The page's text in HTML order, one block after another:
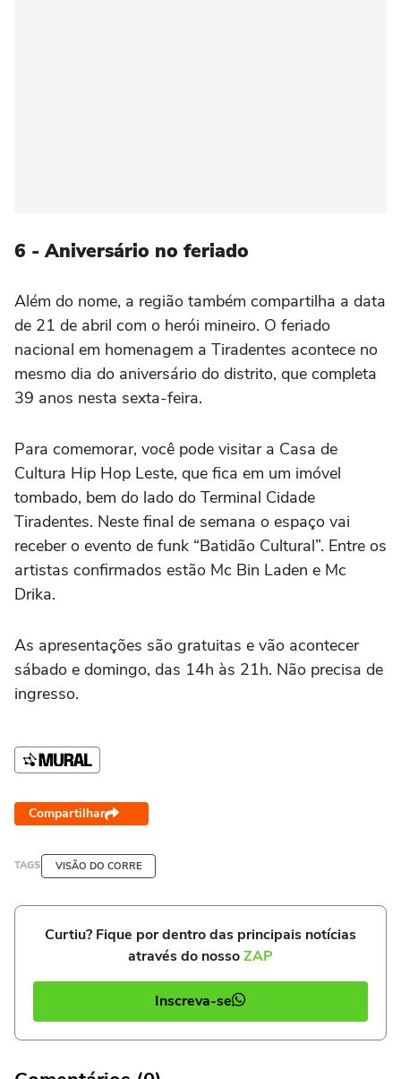
6 - Aniversário no feriado
Além do nome, a região também compartilha a data
de 21 de abril com o herói mineiro. O feriado
nacional em homenagem a Tiradentes acontece no
mesmo dia do aniversário do distrito, que completa
39 anos nesta sexta-feira.
Para comemorar, você pode visitar a Casa de
Cultura Hip Hop Leste, que fica em um imóvel
tombado, bem do lado do Terminal Cidade
Tiradentes. Neste final de semana o espaço vai
receber o evento de funk “Batidão Cultural”. Entre os
artistas confirmados estão Mc Bin Laden e Mc
Drika.
As apresentações são gratuitas e vão acontecer
sábado e domingo, das 14h às 21h. Não precisa de
ingresso.
Compartilhar
TAGS VISÃO DO CORRE
Curtiu? Fique por dentro das principais notícias
através do nossoZAP
Inscreva-se